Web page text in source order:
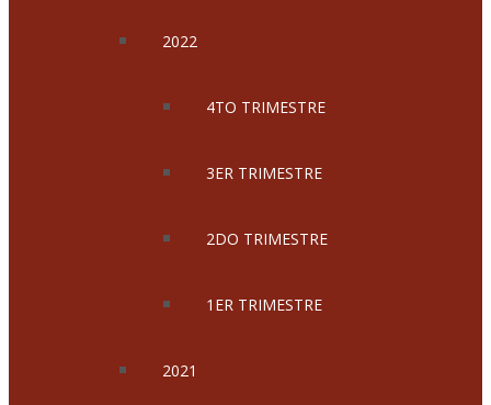
2022
4TO TRIMESTRE
3ER TRIMESTRE
2DO TRIMESTRE
1ER TRIMESTRE
2021